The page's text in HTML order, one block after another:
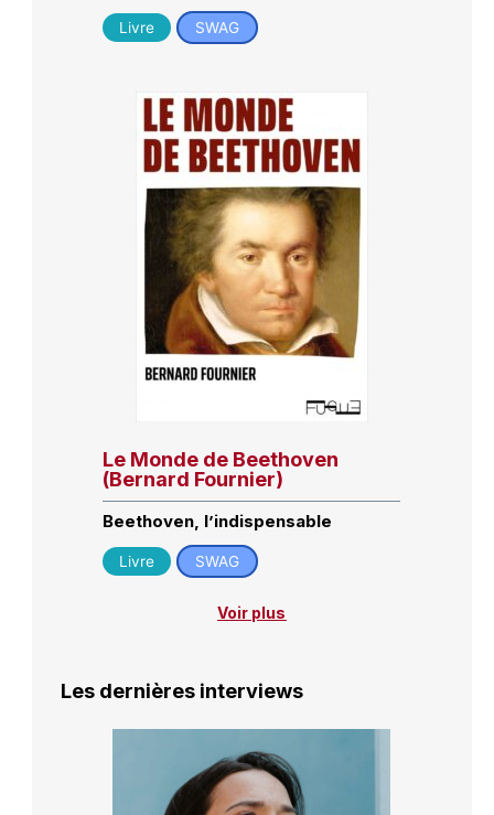
Livre SWAG
Le Monde de Beethoven
(Bernard Fournier)
Beethoven, l’indispensable
Livre SWAG
Voir plus
Les dernières interviews